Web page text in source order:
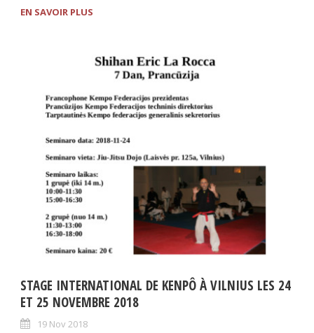
EN SAVOIR PLUS
STAGE INTERNATIONAL DE KENPÔ À VILNIUS LES 24
ET 25 NOVEMBRE 2018
19 Nov 2018